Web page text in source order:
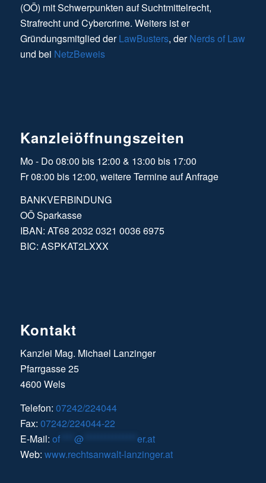
(OÖ) mit Schwerpunkten auf Suchtmittelrecht,
Strafrecht und Cybercrime. Weiters ist er
Gründungsmitglied derLawBusters, derNerds of Law
und bei NetzBeweis
Kanzleiöffnungszeiten
Mo - Do 08:00 bis 12:00 & 13:00 bis 17:00
Fr 08:00 bis 12:00, weitere Termine auf Anfrage
BANKVERBINDUNG
OÖ Sparkasse
IBAN: AT68 2032 0321 0036 6975
BIC: ASPKAT2LXXX
Kontakt
Kanzlei Mag. Michael Lanzinger
Pfarrgasse 25
4600 Wels
Telefon: 07242/224044
Fax: 07242/224044-22
E-Mail: of**** @*************** er.at
Web: www.rechtsanwalt-lanzinger.at